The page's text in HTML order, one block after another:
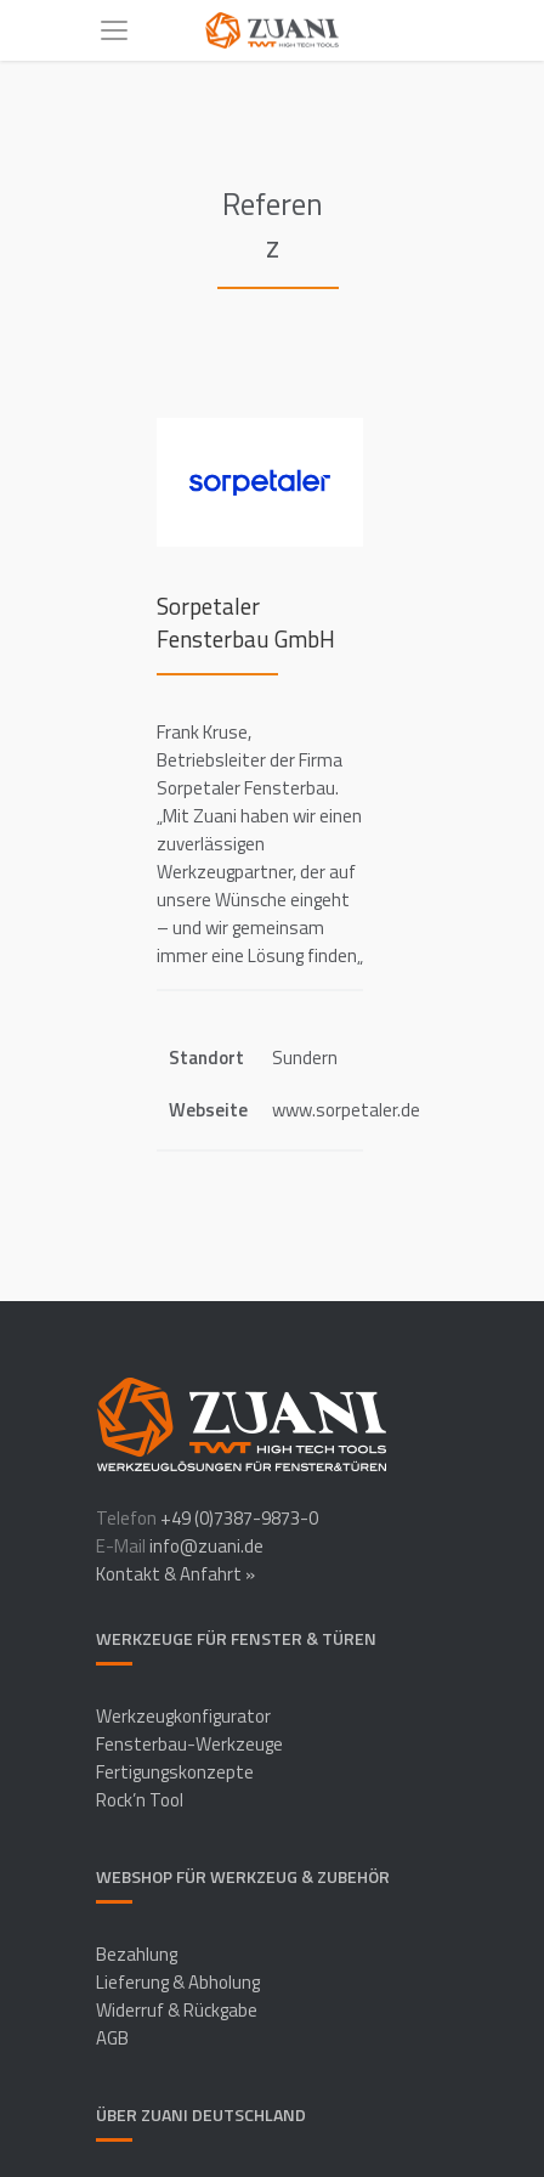
Referen
z
Sorpetaler
Fensterbau GmbH
Frank Kruse,
Betriebsleiter der Firma
Sorpetaler Fensterbau.
„Mit Zuani haben wir einen
zuverlässigen
Werkzeugpartner, der auf
unsere Wünsche eingeht
– und wir gemeinsam
immer eine Lösung finden„
Standort
Sundern
Webseite
www.sorpetaler.de
Telefon +49 (0)7387-9873-0
E-Mailinfo@zuani.de
Kontakt & Anfahrt »
WERKZEUGE FÜR FENSTER & TÜREN
Werkzeugkonfigurator
Fensterbau-Werkzeuge
Fertigungskonzepte
Rock’n Tool
WEBSHOP FÜR WERKZEUG & ZUBEHÖR
Bezahlung
Lieferung & Abholung
Widerruf & Rückgabe
AGB
ÜBER ZUANI DEUTSCHLAND